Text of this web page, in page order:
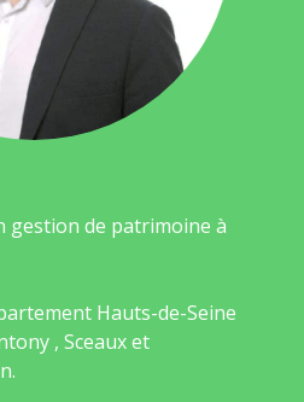
gestion de patrimoine à
Hauts-de-Seine
, Sceaux et